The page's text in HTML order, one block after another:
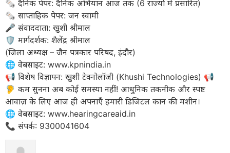
​🗞️ दैनिक पेपर: दैनिक अभियान आज तक (6 राज्यों में प्रसारित)
🗞️ साप्ताहिक पेपर: जन स्वामी
​🎤 संवाददाता: खुशी श्रीमाल
🛡️ मार्गदर्शक: शैलेंद्र श्रीमाल
(जिला अध्यक्ष – जैन पत्रकार परिषद, इंदौर)
​🌐 वेबसाइट: www.kpnindia.in
​📢 विशेष विज्ञापन: खुशी टेक्नोलॉजी (Khushi Technologies) 📢
🦻 कम सुनना अब कोई समस्या नहीं! आधुनिक तकनीक और स्पष्ट
आवाज़ के लिए आज ही अपनाएँ हमारी डिजिटल कान की मशीन।
​🌐 वेबसाइट: www.hearingcareaid.in
📞 संपर्क: 9300041604